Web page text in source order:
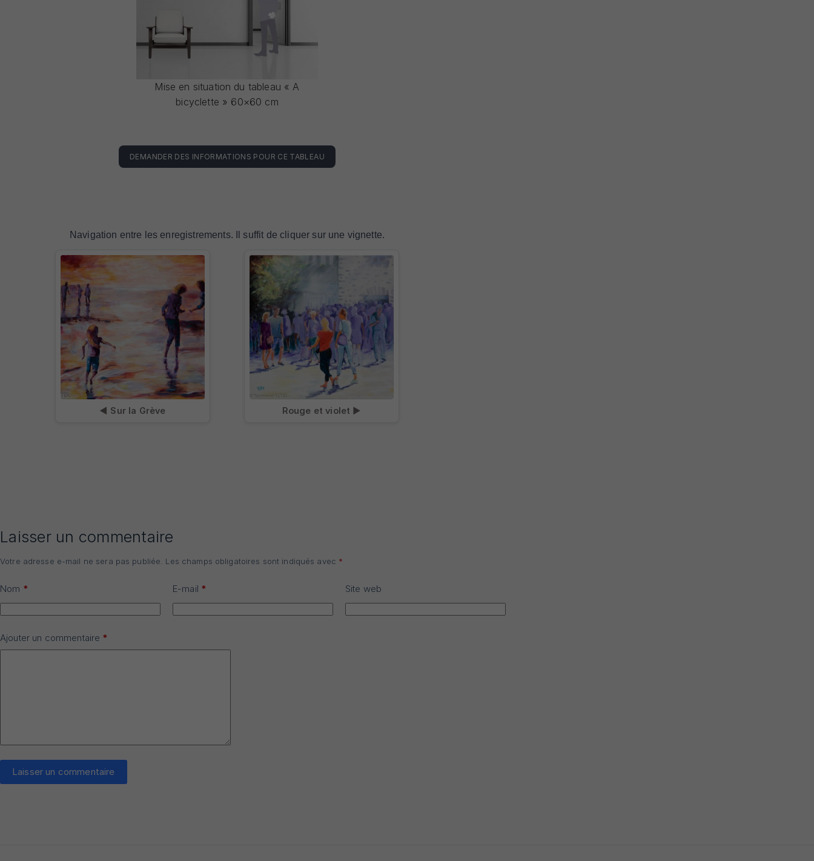
Mise en situation du tableau « A
bicyclette » 60×60 cm
DEMANDER DES INFORMATIONS POUR CE TABLEAU
Navigation entre les enregistrements. Il suffit de cliquer sur une vignette.
◀ Sur la Grève Rouge et violet ▶
Laisser un commentaire
Votre adresse e-mail ne sera pas publiée. Les champs obligatoires sont indiqués avec *
Nom * E-mail * Site web
Ajouter un commentaire *
Laisser un commentaire